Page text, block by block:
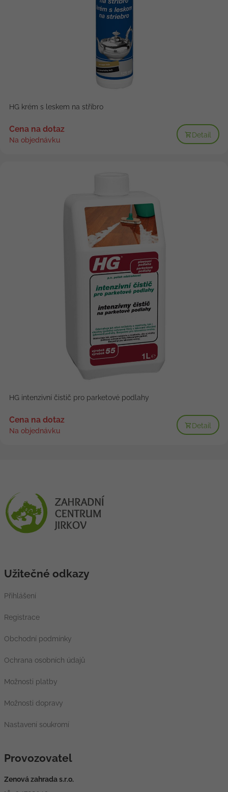
HG krém s leskem na stříbro
Cena na dotaz
Na objednávku
Detail
HG intenzivní čistič pro parketové podlahy
Cena na dotaz
Na objednávku
Detail
Užitečné odkazy
Přihlášení
Registrace
Obchodní podmínky
Ochrana osobních údajů
Možnosti platby
Možnosti dopravy
Nastavení soukromí
Provozovatel
Zenová zahrada s.r.o.